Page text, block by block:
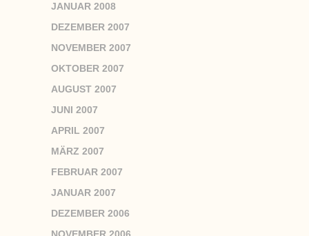
JANUAR 2008
DEZEMBER 2007
NOVEMBER 2007
OKTOBER 2007
AUGUST 2007
JUNI 2007
APRIL 2007
MÄRZ 2007
FEBRUAR 2007
JANUAR 2007
DEZEMBER 2006